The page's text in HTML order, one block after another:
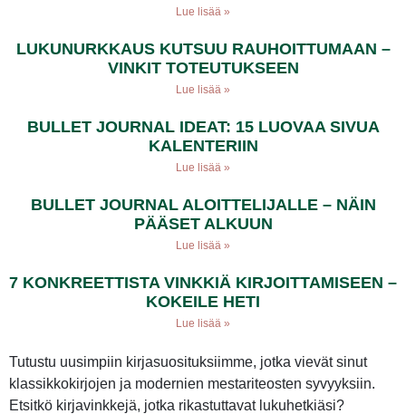
Lue lisää »
LUKUNURKKAUS KUTSUU RAUHOITTUMAAN –
VINKIT TOTEUTUKSEEN
Lue lisää »
BULLET JOURNAL IDEAT: 15 LUOVAA SIVUA
KALENTERIIN
Lue lisää »
BULLET JOURNAL ALOITTELIJALLE – NÄIN
PÄÄSET ALKUUN
Lue lisää »
7 KONKREETTISTA VINKKIÄ KIRJOITTAMISEEN –
KOKEILE HETI
Lue lisää »
Tutustu uusimpiin kirjasuosituksiimme, jotka vievät sinut
klassikkokirjojen ja modernien mestariteosten syvyyksiin.
Etsitkö kirjavinkkejä, jotka rikastuttavat lukuhetkiäsi?